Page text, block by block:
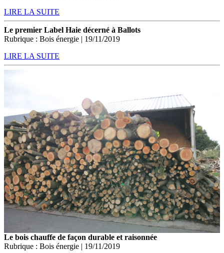
LIRE LA SUITE
Le premier Label Haie décerné à Ballots
Rubrique : Bois énergie | 19/11/2019
LIRE LA SUITE
Le bois chauffe de façon durable et raisonnée
Rubrique : Bois énergie | 19/11/2019